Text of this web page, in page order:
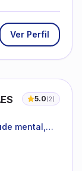
Ver Perfil
5.0(2)
mental,